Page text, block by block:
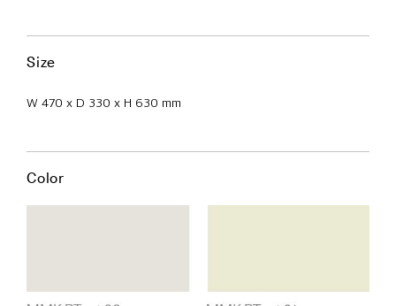
Size
W 470 x D 330 x H 630 mm
Color